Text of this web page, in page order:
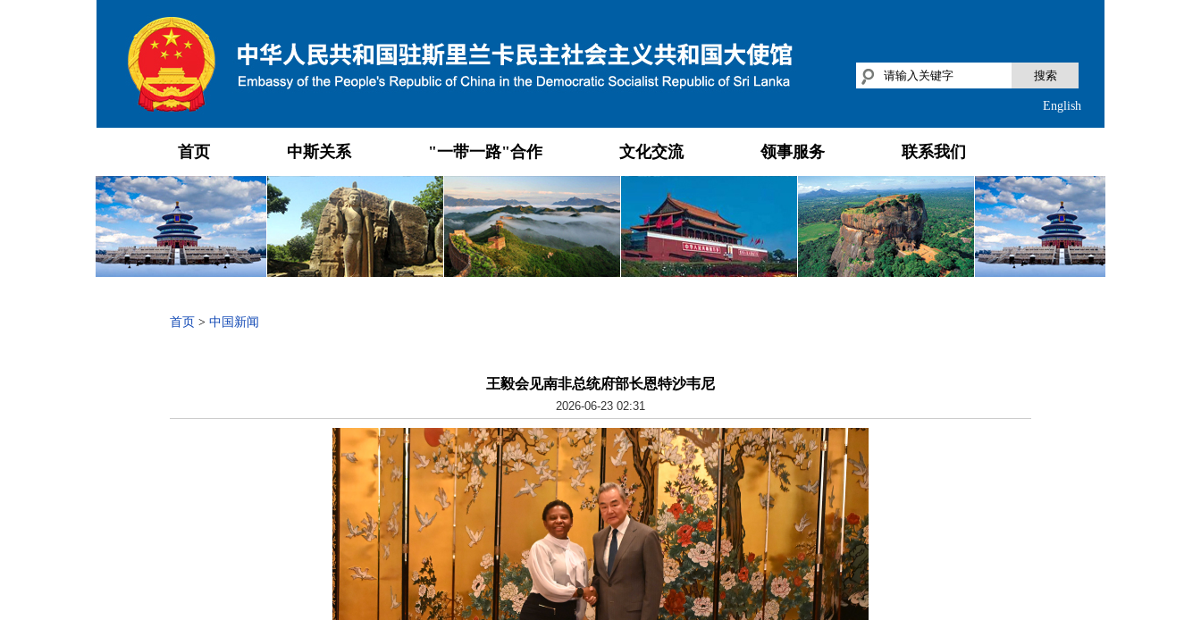
搜索
English
首页 中斯关系 "一带一路"合作 文化交流 领事服务 联系我们
首页 > 中国新闻
王毅会见南非总统府部长恩特沙韦尼
2026-06-23 02:31